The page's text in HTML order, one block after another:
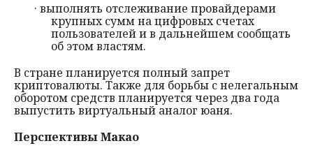
· выполнять отслеживание провайдерами
крупных сумм на цифровых счетах
пользователей и в дальнейшем сообщать
об этом властям.
В стране планируется полный запрет
криптовалюты. Также для борьбы с нелегальным
оборотом средств планируется через два года
выпустить виртуальный аналог юаня.
Перспективы Макао